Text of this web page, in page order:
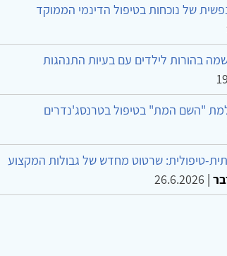
של נוכחות בטיפול הדינמי הממוקד
בהורות לילדים עם בעיות התנהגות
"השם המת" בטיפול בטרנסג'נדרים
טיפולית: שרטוט מחדש של גבולות המקצוע
|
26.6.2026